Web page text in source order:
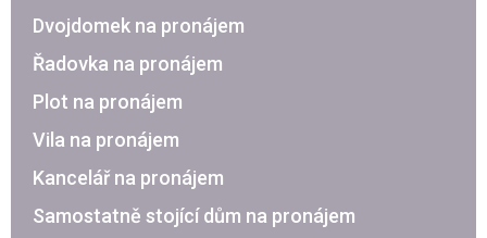
Dvojdomek na pronájem
Řadovka na pronájem
Plot na pronájem
Vila na pronájem
Kancelář na pronájem
Samostatně stojící dům na pronájem